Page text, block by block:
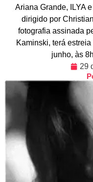
Ariana Grande, ILYA
dirigido por
fotografia assinada
Kaminski, terá
junho, às
29